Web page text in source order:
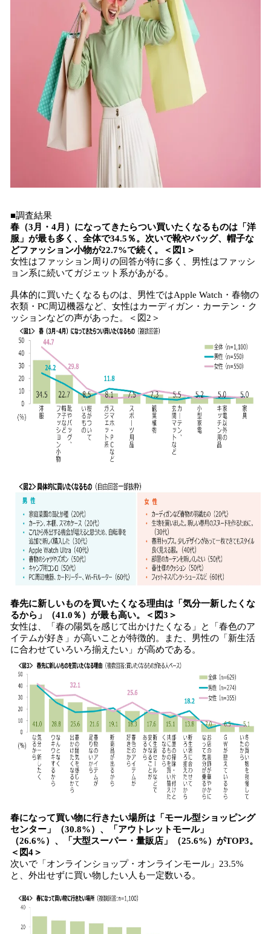
■調査結果
春（3月・4月）になってきたらつい買いたくなるものは「洋
服」が最も多く、全体で34.5％。次いで靴やバッグ、帽子な
どファッション小物が22.7%で続く。＜図1＞
女性はファッション周りの回答が特に多く、男性はファッシ
ョン系に続いてガジェット系があがる。
具体的に買いたくなるものは、男性ではApple Watch・春物の
衣類・PC周辺機器など、女性はカーディガン・カーテン・ク
ッションなどの声があった。＜図2＞
春先に新しいものを買いたくなる理由は「気分一新したくな
るから」（41.0％）が最も高い。＜図3＞
女性は、「春の陽気を感じて出かけたくなる」と「春色のア
イテムが好き」が高いことが特徴的。また、男性の「新生活
に合わせていろいろ揃えたい」が高めである。
春になって買い物に行きたい場所は「モール型ショッピング
センター」（30.8%）、「アウトレットモール」
（26.6%）、「大型スーパー・量販店」（25.6%）がTOP3。
＜図4＞
次いで「オンラインショップ・オンラインモール」23.5%
と、外出せずに買い物したい人も一定数いる。